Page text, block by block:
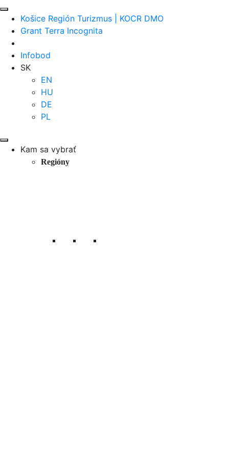
Košice Región Turizmus | KOCR DMO
Grant Terra Incognita
Infobod
SK
EN
HU
DE
PL
Kam sa vybrať
Regióny